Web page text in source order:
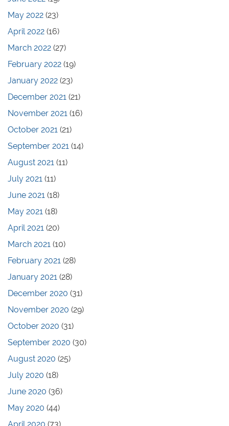
May 2022 (23)
April 2022 (16)
March 2022 (27)
February 2022 (19)
January 2022 (23)
December 2021 (21)
November 2021 (16)
October 2021 (21)
September 2021 (14)
August 2021 (11)
July 2021 (11)
June 2021 (18)
May 2021 (18)
April 2021 (20)
March 2021 (10)
February 2021 (28)
January 2021 (28)
December 2020 (31)
November 2020 (29)
October 2020 (31)
September 2020 (30)
August 2020 (25)
July 2020 (18)
June 2020 (36)
May 2020 (44)